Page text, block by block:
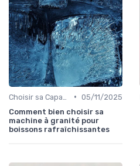
• 05/11/2025
Comment bien choisir sa
machine à granité pour
boissons rafraîchissantes